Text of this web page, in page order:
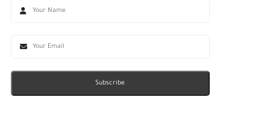
Subscribe